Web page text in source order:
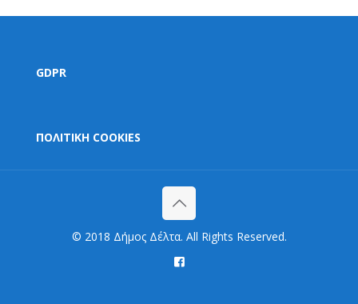
GDPR
ΠΟΛΙΤΙΚΗ COOKIES
© 2018 Δήμος Δέλτα. All Rights Reserved.